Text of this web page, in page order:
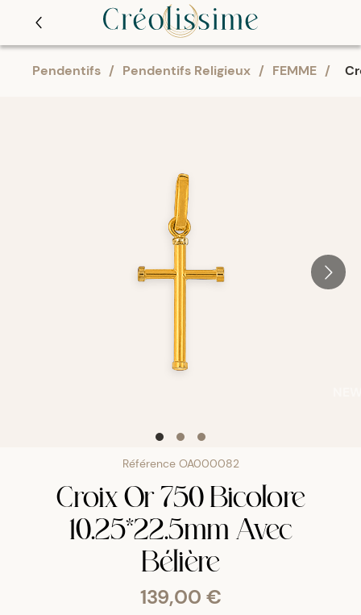
Pendentifs / Pendentifs Religieux / FEMME /
Référence OA000082
Croix Or 750 Bicolore
10.25*22.5mm Avec
Bélière
139,00 €